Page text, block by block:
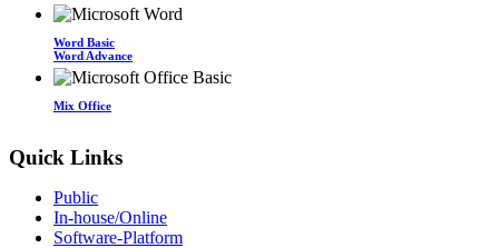
Word Basic
Word Advance
Mix Office
Quick Links
Public
In-house/Online
Software-Platform